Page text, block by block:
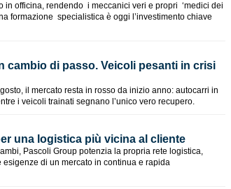
in officina, rendendo i meccanici veri e propri ‘medici dei
formazione specialistica è oggi l’investimento chiave
cambio di passo. Veicoli pesanti in crisi
il mercato resta in rosso da inizio anno: autocarri in
i veicoli trainati segnano l’unico vero recupero.
una logistica più vicina al cliente
Pascoli Group potenzia la propria rete logistica,
di un mercato in continua e rapida